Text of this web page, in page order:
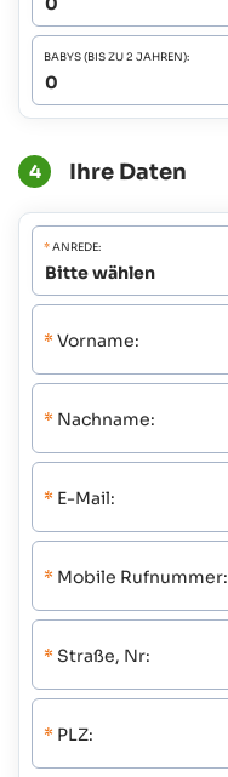
BABYS (BIS ZU 2 JAHREN):
4 Ihre Daten
*ANREDE:
* Vorname:
* Nachname:
* E-Mail:
* Mobile Rufnummer:
* Straße, Nr:
* PLZ: